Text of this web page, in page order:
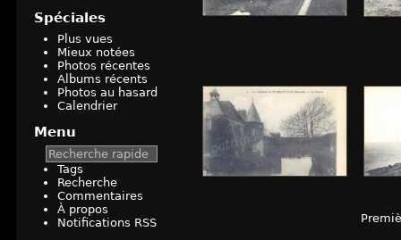
Spéciales
Plus vues
Mieux notées
Photos récentes
Albums récents
Photos au hasard
Calendrier
Menu
Tags
Recherche
Commentaires
À propos
Notifications RSS